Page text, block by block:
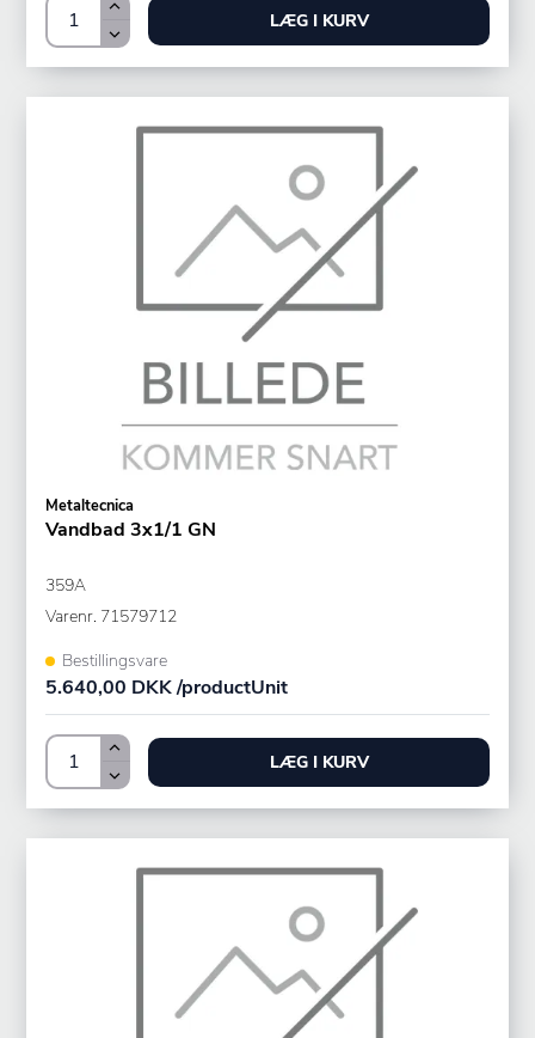
LÆG I KURV
Metaltecnica
Vandbad 3x1/1 GN
359A
Varenr. 71579712
Bestillingsvare
5.640,00 DKK /productUnit
LÆG I KURV